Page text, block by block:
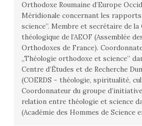
Orthodoxe Roumaine d’Europe
Méridionale concernant les
science”. Membre et secrétaire de
théologique de l’AEOF (Assemblée
Orthodoxes de France).
„Théologie orthodoxe et science”
Centre d’Études et de Recherche
(COERDS - théologie, spiritualité,
Coordonnateur du groupe
relation entre théologie et science
(Académie des Hommes de Science